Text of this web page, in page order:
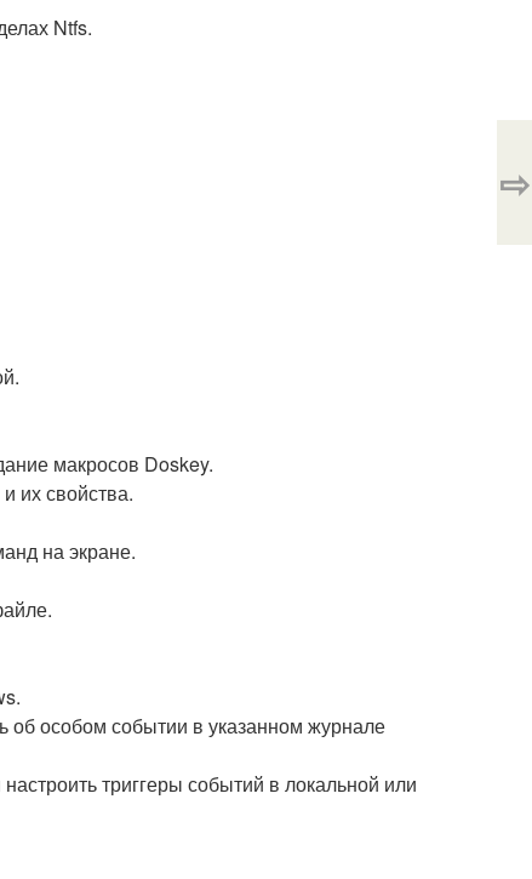
Ntfs.
макросов Doskey.
их свойства.
на экране.
об особом событии в указанном журнале
триггеры событий в локальной или
⇨